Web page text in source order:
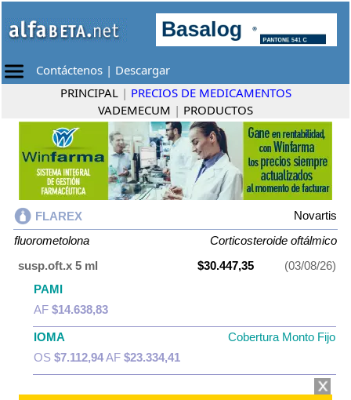
Contáctenos | Descargar
PRINCIPAL | PRECIOS DE MEDICAMENTOS
VADEMECUM | PRODUCTOS
FLAREX
Novartis
fluorometolona
Corticosteroide oftálmico
susp.oft.x 5 ml
$30.447,35
(03/08/26)
PAMI
AF $14.638,83
IOMA
Cobertura Monto Fijo
OS $7.112,94AF $23.334,41